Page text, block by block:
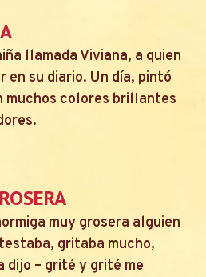
llamada Viviana, a quien
en su diario. Un día, pintó
muchos colores brillantes
muy grosera alguien
gritaba mucho,
dijo – grité y grité me